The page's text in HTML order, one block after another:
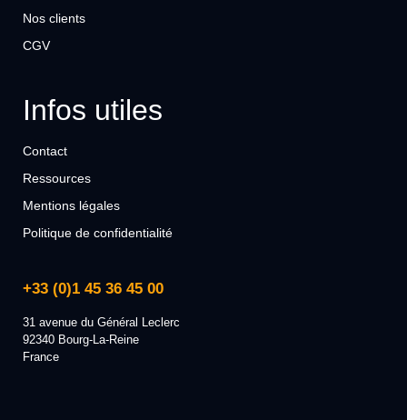
Nos clients
CGV
Infos utiles
Contact
Ressources
Mentions légales
Politique de confidentialité
+33 (0)1 45 36 45 00
31 avenue du Général Leclerc
92340 Bourg-La-Reine
France